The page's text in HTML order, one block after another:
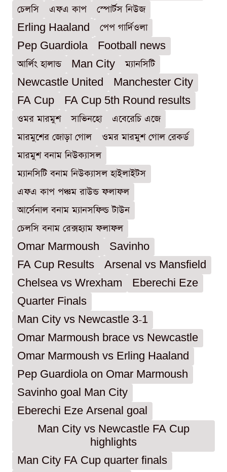
চেলসি
এফএ কাপ
স্পোর্টস নিউজ
Erling Haaland
পেপ গার্দিওলা
Pep Guardiola
Football news
আর্লিং হালান্ড
Man City
ম্যানসিটি
Newcastle United
Manchester City
FA Cup
FA Cup 5th Round results
ওমর মারমুশ
সাভিনহো
এবেরেচি এজে
মারমুশের জোড়া গোল
ওমর মারমুশ গোল রেকর্ড
মারমুশ বনাম নিউক্যাসল
ম্যানসিটি বনাম নিউক্যাসল হাইলাইটস
এফএ কাপ পঞ্চম রাউন্ড ফলাফল
আর্সেনাল বনাম ম্যানসফিল্ড টাউন
চেলসি বনাম রেক্সহ্যাম ফলাফল
Omar Marmoush
Savinho
FA Cup Results
Arsenal vs Mansfield
Chelsea vs Wrexham
Eberechi Eze
Quarter Finals
Man City vs Newcastle 3-1
Omar Marmoush brace vs Newcastle
Omar Marmoush vs Erling Haaland
Pep Guardiola on Omar Marmoush
Savinho goal Man City
Eberechi Eze Arsenal goal
Man City vs Newcastle FA Cup
highlights
Man City FA Cup quarter finals